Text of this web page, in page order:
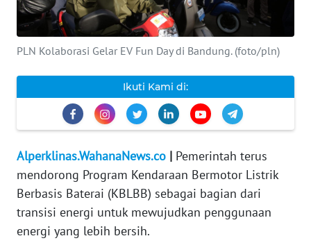
PLN Kolaborasi Gelar EV Fun Day di Bandung. (foto/pln)
Ikuti Kami di:
Alperklinas.WahanaNews.co | Pemerintah terus
mendorong Program Kendaraan Bermotor Listrik
Berbasis Baterai (KBLBB) sebagai bagian dari
transisi energi untuk mewujudkan penggunaan
energi yang lebih bersih.
INFO
IKLAN
KAMI
PEDOMAN
SIBER
REDAKSI
KARIR